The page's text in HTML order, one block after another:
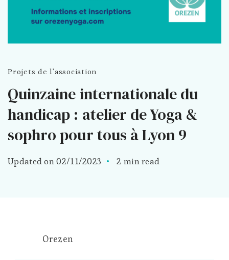
Projets de l'association
Quinzaine internationale du
handicap : atelier de Yoga &
sophro pour tous à Lyon 9
Updated on02/11/2023 2 min read
Orezen